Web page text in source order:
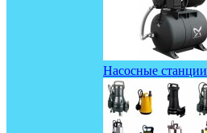
Насосные станции